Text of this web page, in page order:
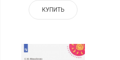
КУПИТЬ